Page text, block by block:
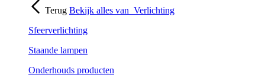
Terug Bekijk alles van Verlichting
Sfeerverlichting
Staande lampen
Onderhouds producten